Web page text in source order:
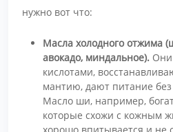
нужно вот что:
Масла холодного отжима
авокадо, миндальное).
кислотами,
мантию, дают питание без
Масло ши, например,
которые схожи с кожным
хорошо впитывается и не